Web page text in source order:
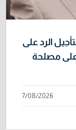
الرد على
على مصلحة
7/08/2026